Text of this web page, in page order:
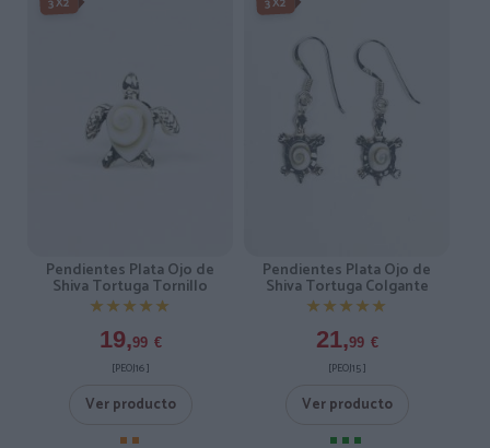
Pendientes Plata Ojo de
Shiva Tortuga Tornillo
★★★★★
★★★★★
19,99 €
[PEOJ16 ]
Ver producto
Pendientes Plata Ojo de
Shiva Tortuga Colgante
★★★★★
★★★★★
21,99 €
[PEOJ15 ]
Ver producto